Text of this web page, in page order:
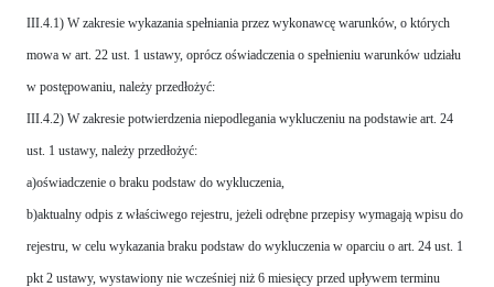
III.4.1) W zakresie wykazania spełniania przez wykonawcę warunków, o których
mowa w art. 22 ust. 1 ustawy, oprócz oświadczenia o spełnieniu warunków udziału
w postępowaniu, należy przedłożyć:
III.4.2) W zakresie potwierdzenia niepodlegania wykluczeniu na podstawie art. 24
ust. 1 ustawy, należy przedłożyć:
a)oświadczenie o braku podstaw do wykluczenia,
b)aktualny odpis z właściwego rejestru, jeżeli odrębne przepisy wymagają wpisu do
rejestru, w celu wykazania braku podstaw do wykluczenia w oparciu o art. 24 ust. 1
pkt 2 ustawy, wystawiony nie wcześniej niż 6 miesięcy przed upływem terminu